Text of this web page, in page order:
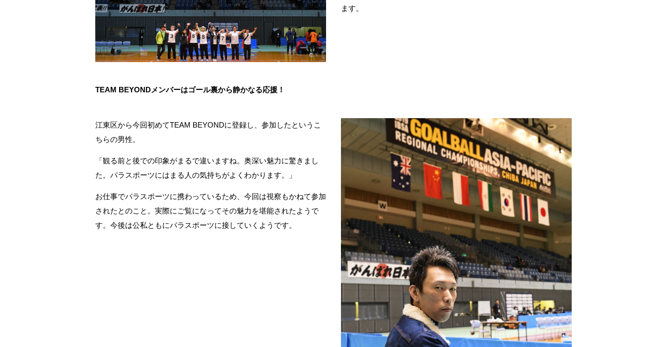
ます。
TEAM BEYONDメンバーはゴール裏から静かなる応援！
江東区から今回初めてTEAM BEYONDに登録し、参加したというこ
ちらの男性。
「観る前と後での印象がまるで違いますね。奥深い魅力に驚きまし
た。パラスポーツにはまる人の気持ちがよくわかります。」
お仕事でパラスポーツに携わっているため、今回は視察もかねて参加
されたとのこと。実際にご覧になってその魅力を堪能されたようで
す。今後は公私ともにパラスポーツに接していくようです。